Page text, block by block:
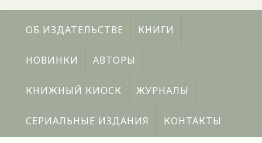
ОБ ИЗДАТЕЛЬСТВЕ КНИГИ
НОВИНКИ АВТОРЫ
КНИЖНЫЙ КИОСК ЖУРНАЛЫ
СЕРИАЛЬНЫЕ ИЗДАНИЯ КОНТАКТЫ